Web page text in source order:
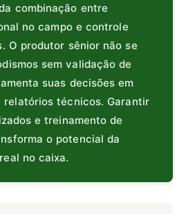
combinação entre
no campo e controle
O produtor sênior não se
sem validação de
suas decisões em
relatórios técnicos. Garantir
e treinamento de
o potencial da
no caixa.